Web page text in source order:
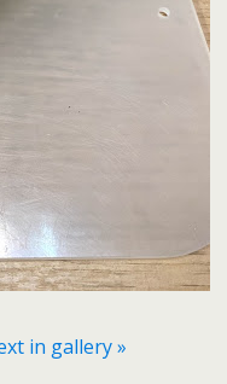
in gallery »